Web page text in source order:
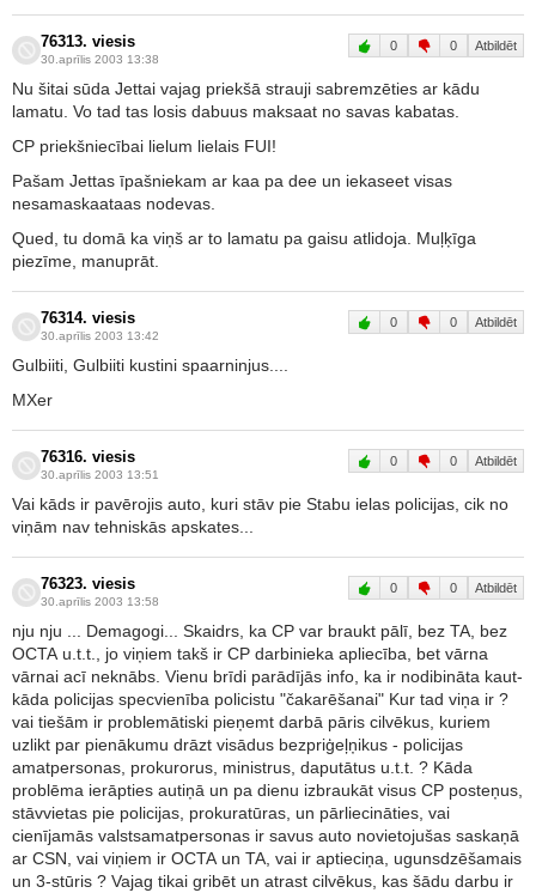
76313. viesis
30.aprīlis 2003 13:38
0 0 Atbildēt
Nu šitai sūda Jettai vajag priekšā strauji sabremzēties ar kādu
lamatu. Vo tad tas losis dabuus maksaat no savas kabatas.
CP priekšniecībai lielum lielais FUI!
Pašam Jettas īpašniekam ar kaa pa dee un iekaseet visas
nesamaskaataas nodevas.
Qued, tu domā ka viņš ar to lamatu pa gaisu atlidoja. Muļķīga
piezīme, manuprāt.
76314. viesis
30.aprīlis 2003 13:42
0 0 Atbildēt
Gulbiiti, Gulbiiti kustini spaarninjus....
MXer
76316. viesis
30.aprīlis 2003 13:51
0 0 Atbildēt
Vai kāds ir pavērojis auto, kuri stāv pie Stabu ielas policijas, cik no
viņām nav tehniskās apskates...
76323. viesis
30.aprīlis 2003 13:58
0 0 Atbildēt
nju nju ... Demagogi... Skaidrs, ka CP var braukt pālī, bez TA, bez
OCTA u.t.t., jo viņiem takš ir CP darbinieka apliecība, bet vārna
vārnai acī neknābs. Vienu brīdi parādījās info, ka ir nodibināta kaut-
kāda policijas specvienība policistu "čakarēšanai" Kur tad viņa ir ?
vai tiešām ir problemātiski pieņemt darbā pāris cilvēkus, kuriem
uzlikt par pienākumu drāzt visādus bezpriģeļņikus - policijas
amatpersonas, prokurorus, ministrus, daputātus u.t.t. ? Kāda
problēma ierāpties autiņā un pa dienu izbraukāt visus CP posteņus,
stāvvietas pie policijas, prokuratūras, un pārliecināties, vai
cienījamās valstsamatpersonas ir savus auto novietojušas saskaņā
ar CSN, vai viņiem ir OCTA un TA, vai ir aptieciņa, ugunsdzēšamais
un 3-stūris ? Vajag tikai gribēt un atrast cilvēkus, kas šādu darbu ir